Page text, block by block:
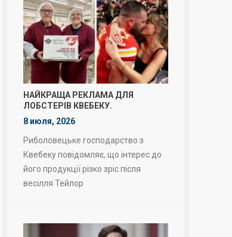
НАЙКРАЩА РЕКЛАМА ДЛЯ
ЛОБСТЕРІВ КВЕБЕКУ.
8 июля, 2026
Риболовецьке господарство з
Квебеку повідомляє, що інтерес до
його продукції різко зріс після
весілля Тейлор